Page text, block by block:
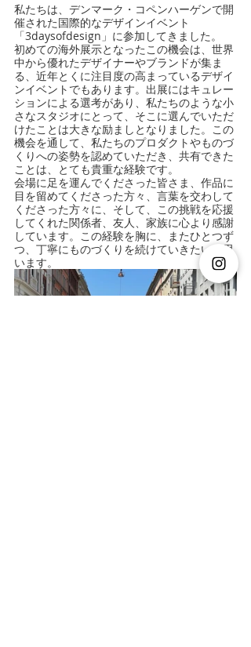
私たちは、デンマーク・コペンハーゲンで開
催された国際的なデザインイベント
「3daysofdesign」に参加してきました。
初めての海外展示となったこの機会は、世界
中から優れたデザイナーやブランドが集ま
る、近年とくに注目度の高まっているデザイ
ンイベントでもあります。出展にはキュレー
ションによる選考があり、私たちのような小
さなスタジオにとって、そこに選んでいただ
けたことは大きな励ましとなりました。この
機会を通して、私たちのプロダクトやものづ
くりへの姿勢を認めていただき、共有できた
ことは、とても貴重な経験です。
会場に足を運んでくださった皆さま、作品に
目を留めてくださった方々、言葉を交わして
くださった方々に、そして、この挑戦を応援
してくれた関係者、友人、家族に心より感謝
しています。この経験を胸に、またひとつず
つ、丁寧にものづくりを続けていきたいと思
います。